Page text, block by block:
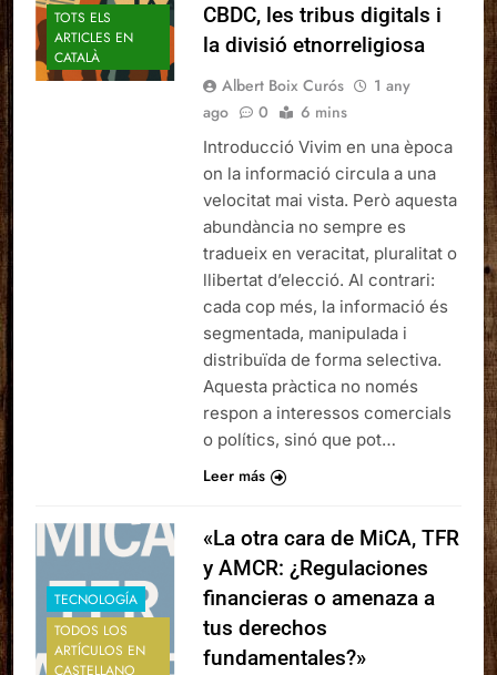
TOTS ELS
ARTICLES EN
CATALÀ
CBDC, les tribus digitals i
la divisió etnorreligiosa
Albert Boix Curós
1 any
ago
0 6 mins
Introducció Vivim en una època
on la informació circula a una
velocitat mai vista. Però aquesta
abundància no sempre es
tradueix en veracitat, pluralitat o
llibertat d’elecció. Al contrari:
cada cop més, la informació és
segmentada, manipulada i
distribuïda de forma selectiva.
Aquesta pràctica no només
respon a interessos comercials
o polítics, sinó que pot…
Leer más
TECNOLOGÍA
TODOS LOS
ARTÍCULOS EN
CASTELLANO
«La otra cara de MiCA, TFR
y AMCR: ¿Regulaciones
financieras o amenaza a
tus derechos
fundamentales?»